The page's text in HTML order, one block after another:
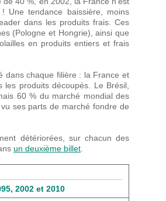
tendance baissière, moins
dans les produits frais. Ces
(Pologne et Hongrie), ainsi que
en produits entiers et frais
dans chaque filière : la France et
produits découpés. Le Brésil,
60 % du marché mondial des
ses parts de marché fondre de
détériorées, sur chacun des
un deuxième billet.
2002 et 2010